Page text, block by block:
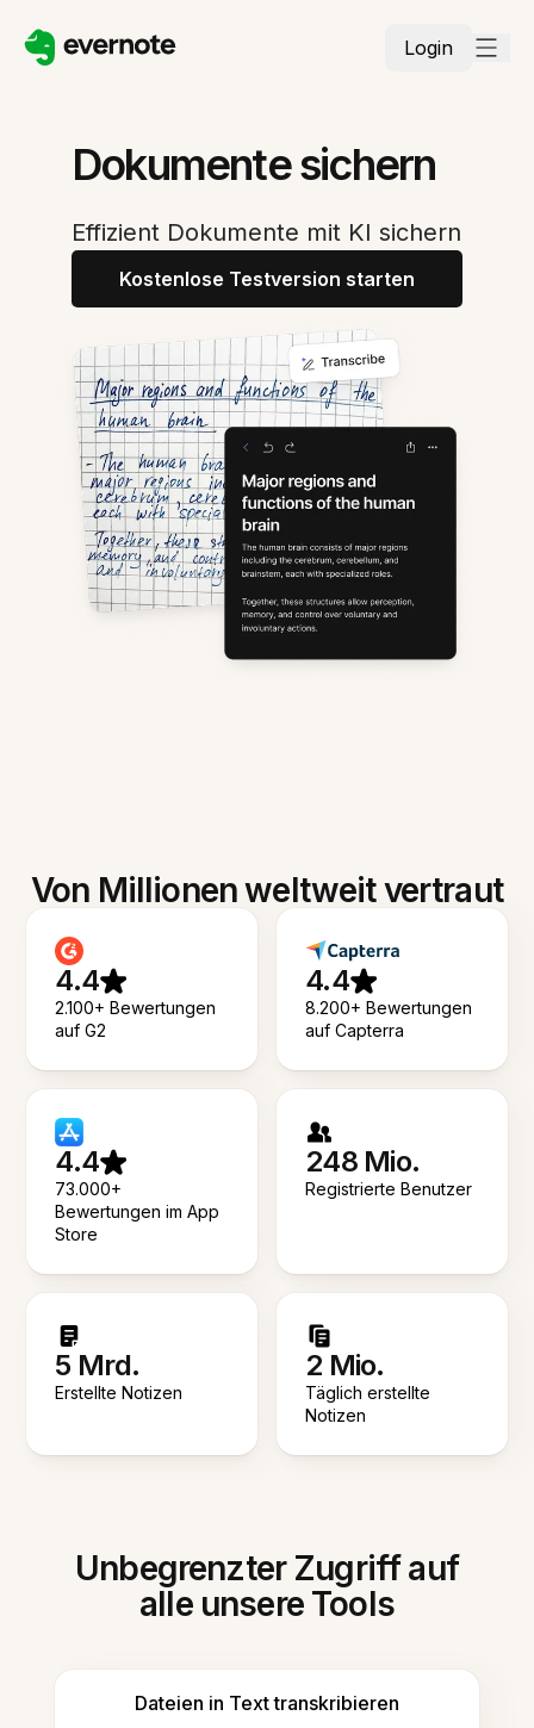
Login
Dokumente sichern
Effizient Dokumente mit KI sichern
Kostenlose Testversion starten
Von Millionen weltweit vertraut
4.4
2.100+ Bewertungen
auf G2
4.4
8.200+ Bewertungen
auf Capterra
4.4
73.000+
Bewertungen im App
Store
248 Mio.
Registrierte Benutzer
5 Mrd.
Erstellte Notizen
2 Mio.
Täglich erstellte
Notizen
Unbegrenzter Zugriff auf
alle unsere Tools
Dateien in Text transkribieren